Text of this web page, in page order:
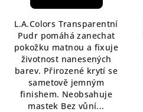
z
5
hvězdiček.
L.A.Colors Transparentní
Pudr pomáhá zanechat
pokožku matnou a fixuje
životnost nanesených
barev. Přirozené krytí se
sametově jemným
finishem. Neobsahuje
mastek Bez vůní...